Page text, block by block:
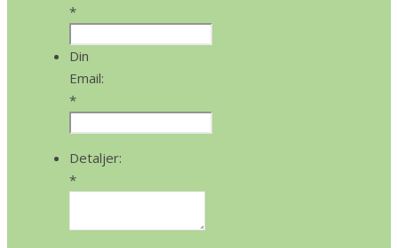
*
Din
Email:
*
Detaljer:
*